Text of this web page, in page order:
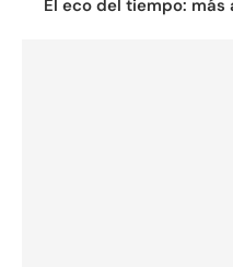
El eco del tiempo: